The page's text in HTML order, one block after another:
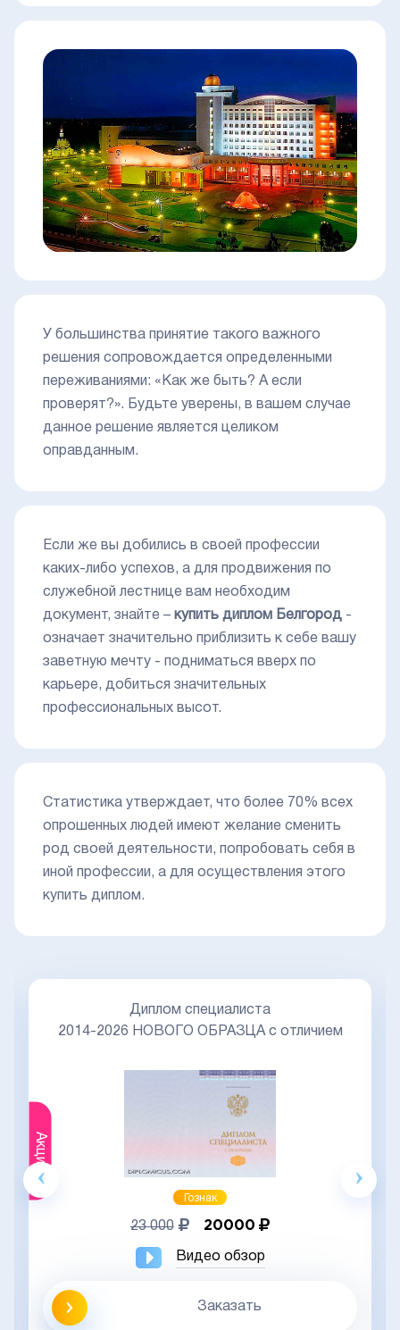
У большинства принятие такого важного
решения сопровождается определенными
переживаниями: «Как же быть? А если
проверят?». Будьте уверены, в вашем случае
данное решение является целиком
оправданным.
Если же вы добились в своей профессии
каких-либо успехов, а для продвижения по
служебной лестнице вам необходим
документ, знайте – купить диплом Белгород -
означает значительно приблизить к себе вашу
заветную мечту - подниматься вверх по
карьере, добиться значительных
профессиональных высот.
Статистика утверждает, что более 70% всех
опрошенных людей имеют желание сменить
род своей деятельности, попробовать себя в
иной профессии, а для осуществления этого
купить диплом.
Акция
Диплом специалиста
2014-2026 НОВОГО ОБРАЗЦА с отличием
Гознак
23 000 20000
Видео обзор
Заказать